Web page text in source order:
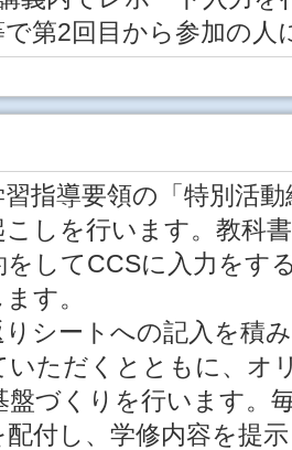
第2回目から参加の
指導要領の「特別活
こしを行います。教科
をしてCCSに入力をす
す。
シートへの記入を積
いただくとともに、オ
づくりを行います。
付し、学修内容を提